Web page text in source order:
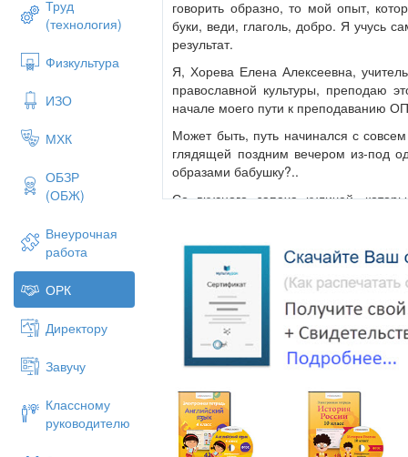
Труд
(технология)
Физкультура
ИЗО
МХК
ОБЗР
(ОБЖ)
Внеурочная
работа
ОРК
Директору
Завучу
Классному
руководителю
говорить образно, то мой опыт,
буки, веди, глаголь, добро. Я учусь
результат.
Я, Хорева Елена Алексеевна,
православной культуры, преподаю
начале моего пути к преподаванию
Может быть, путь начинался с
глядящей поздним вечером из-под
образами бабушку?..
Со вкусного запаха куличей,
Дальше - больше.
родина?..», и какое-то ощущение
что-то главное... Ищу, но тщетно,
сокрыто. «С чего начинается?..»
Вот такие вопросы. А когда стали
все ответы в тогда ещё не
культуры. И предки стали ближе и
был, был на протяжении сотен лет,
другие сроки, и дивное название
такое именины, и возрадовалась, что